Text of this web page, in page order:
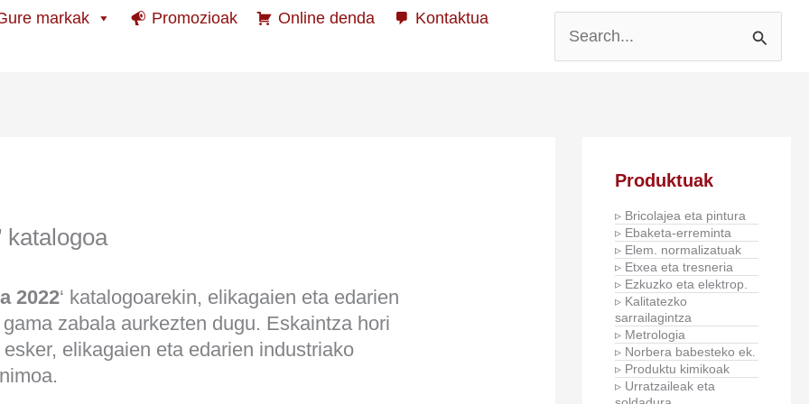
markak Promozioak Online denda
Kontaktua
Search
for:
katalogoa
2022‘ katalogoarekin, elikagaien eta edarien
zabala aurkezten dugu. Eskaintza hori
elikagaien eta edarien industriako
Produktuak
▹ Bricolajea eta pintura
▹ Ebaketa-erreminta
▹ Elem. normalizatuak
▹ Etxea eta tresneria
▹ Ezkuzko eta elektrop.
▹ Kalitatezko
sarrailagintza
▹ Metrologia
▹ Norbera babesteko ek.
▹ Produktu kimikoak
▹ Urratzaileak eta